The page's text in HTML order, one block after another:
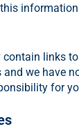
contain links
and we have
for